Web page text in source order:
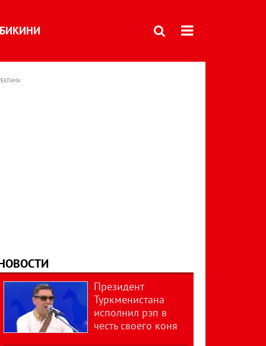
БИКИНИ
Президент
Туркменистана
исполнил рэп в
честь своего коня